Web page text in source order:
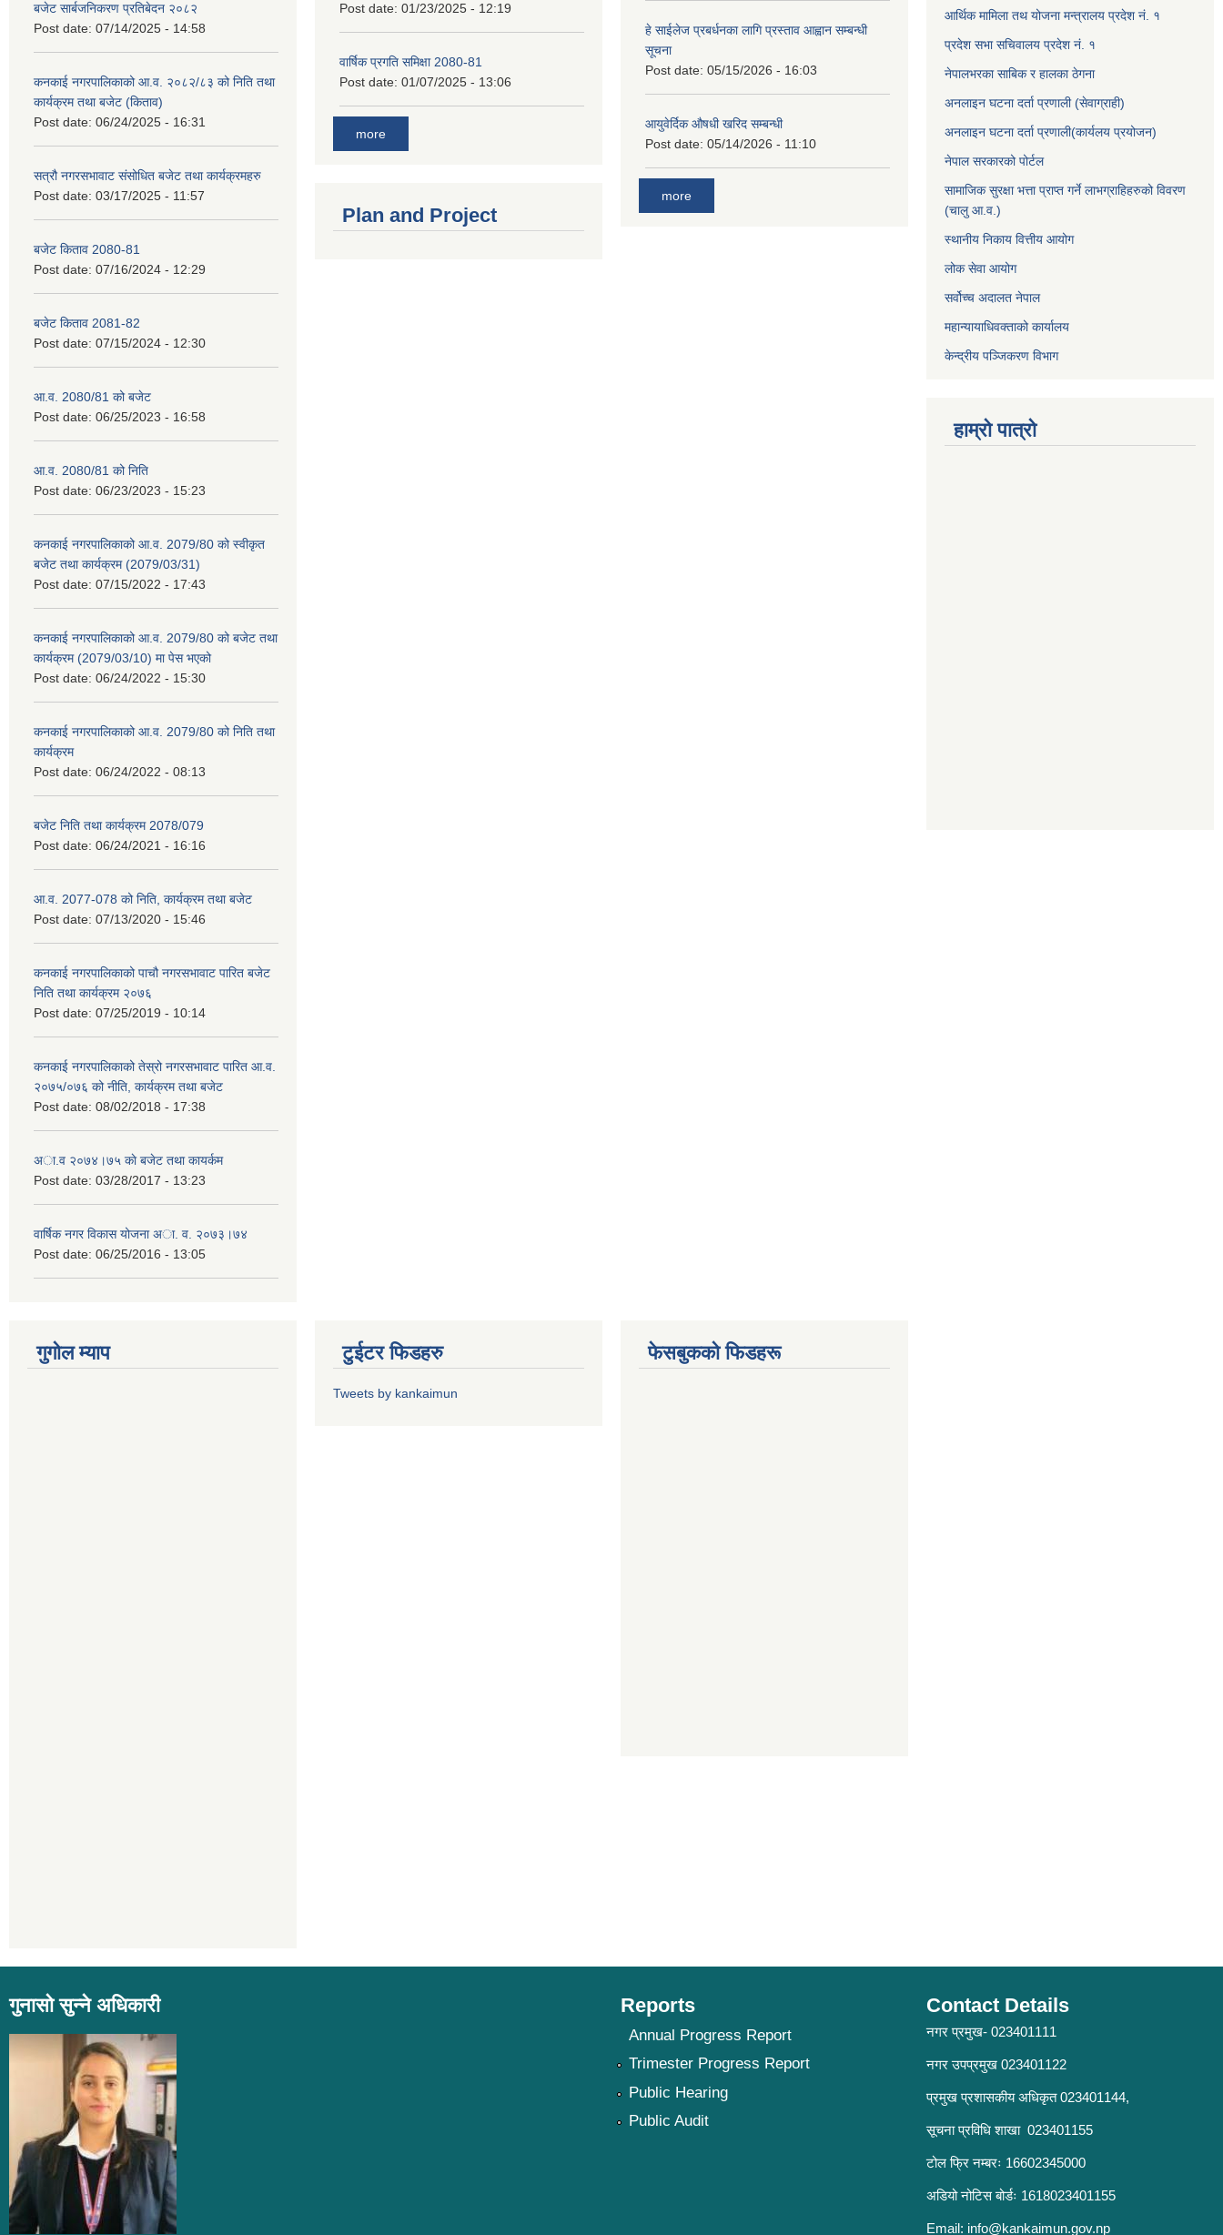
बजेट सार्बजनिकरण प्रतिबेदन २०८२
Post date: 07/14/2025 - 14:58
कनकाई नगरपालिकाको आ.व. २०८२/८३ को निति तथा
कार्यक्रम तथा बजेट (किताव)
Post date: 06/24/2025 - 16:31
सत्रौ नगरसभावाट संसोधित बजेट तथा कार्यक्रमहरु
Post date: 03/17/2025 - 11:57
बजेट किताव 2080-81
Post date: 07/16/2024 - 12:29
बजेट किताव 2081-82
Post date: 07/15/2024 - 12:30
आ.व. 2080/81 को बजेट
Post date: 06/25/2023 - 16:58
आ.व. 2080/81 को निति
Post date: 06/23/2023 - 15:23
कनकाई नगरपालिकाको आ.व. 2079/80 को स्वीकृत
बजेट तथा कार्यक्रम (2079/03/31)
Post date: 07/15/2022 - 17:43
कनकाई नगरपालिकाको आ.व. 2079/80 को बजेट तथा
कार्यक्रम (2079/03/10) मा पेस भएको
Post date: 06/24/2022 - 15:30
कनकाई नगरपालिकाको आ.व. 2079/80 को निति तथा
कार्यक्रम
Post date: 06/24/2022 - 08:13
बजेट निति तथा कार्यक्रम 2078/079
Post date: 06/24/2021 - 16:16
आ.व. 2077-078 को निति, कार्यक्रम तथा बजेट
Post date: 07/13/2020 - 15:46
कनकाई नगरपालिकाको पाचौ नगरसभावाट पारित बजेट
निति तथा कार्यक्रम २०७६
Post date: 07/25/2019 - 10:14
कनकाई नगरपालिकाको तेस्रो नगरसभावाट पारित आ.व.
२०७५/०७६ को नीति, कार्यक्रम तथा बजेट
Post date: 08/02/2018 - 17:38
अा.व २०७४।७५ काे बजेट तथा कायर्कम
Post date: 03/28/2017 - 13:23
वार्षिक नगर विकास योजना अा. व. २०७३।७४
Post date: 06/25/2016 - 13:05
Post date: 01/23/2025 - 12:19
वार्षिक प्रगति समिक्षा 2080-81
Post date: 01/07/2025 - 13:06
more
Plan and Project
हे साईलेज प्रबर्धनका लागि प्रस्ताव आह्वान सम्बन्धी
सूचना
Post date: 05/15/2026 - 16:03
आयुवेर्दिक औषधी खरिद सम्बन्धी
Post date: 05/14/2026 - 11:10
more
आर्थिक मामिला तथ योजना मन्त्रालय प्रदेश नं. १
प्रदेश सभा सचिवालय प्रदेश नं. १
नेपालभरका साबिक र हालका ठेगना
अनलाइन घटना दर्ता प्रणाली (सेवाग्राही)
अनलाइन घटना दर्ता प्रणाली(कार्यलय प्रयोजन)
नेपाल सरकारको पोर्टल
सामाजिक सुरक्षा भत्ता प्राप्त गर्ने लाभग्राहिहरुको विवरण
(चालु आ.व.)
स्थानीय निकाय वित्तीय आयोग
लोक सेवा आयोग
सर्वोच्च अदालत नेपाल
महान्यायाधिवक्ताको कार्यालय
केन्द्रीय पञ्जिकरण विभाग
हाम्रो पात्रो
गुगोल म्याप टुईटर फिडहरु
Tweets by kankaimun
फेसबुकको फिडहरू
गुनासो सुन्ने अधिकारी Reports
Annual Progress Report
Trimester Progress Report
Public Hearing
Public Audit
Contact Details
नगर प्रमुख- 023401111
नगर उपप्रमुख 023401122
प्रमुख प्रशासकीय अधिकृत 023401144,
सूचना प्रविधि शाखा 023401155
टोल फ्रि नम्बरः 16602345000
अडियो नोटिस बोर्डः 1618023401155
Email: info@kankaimun.gov.np